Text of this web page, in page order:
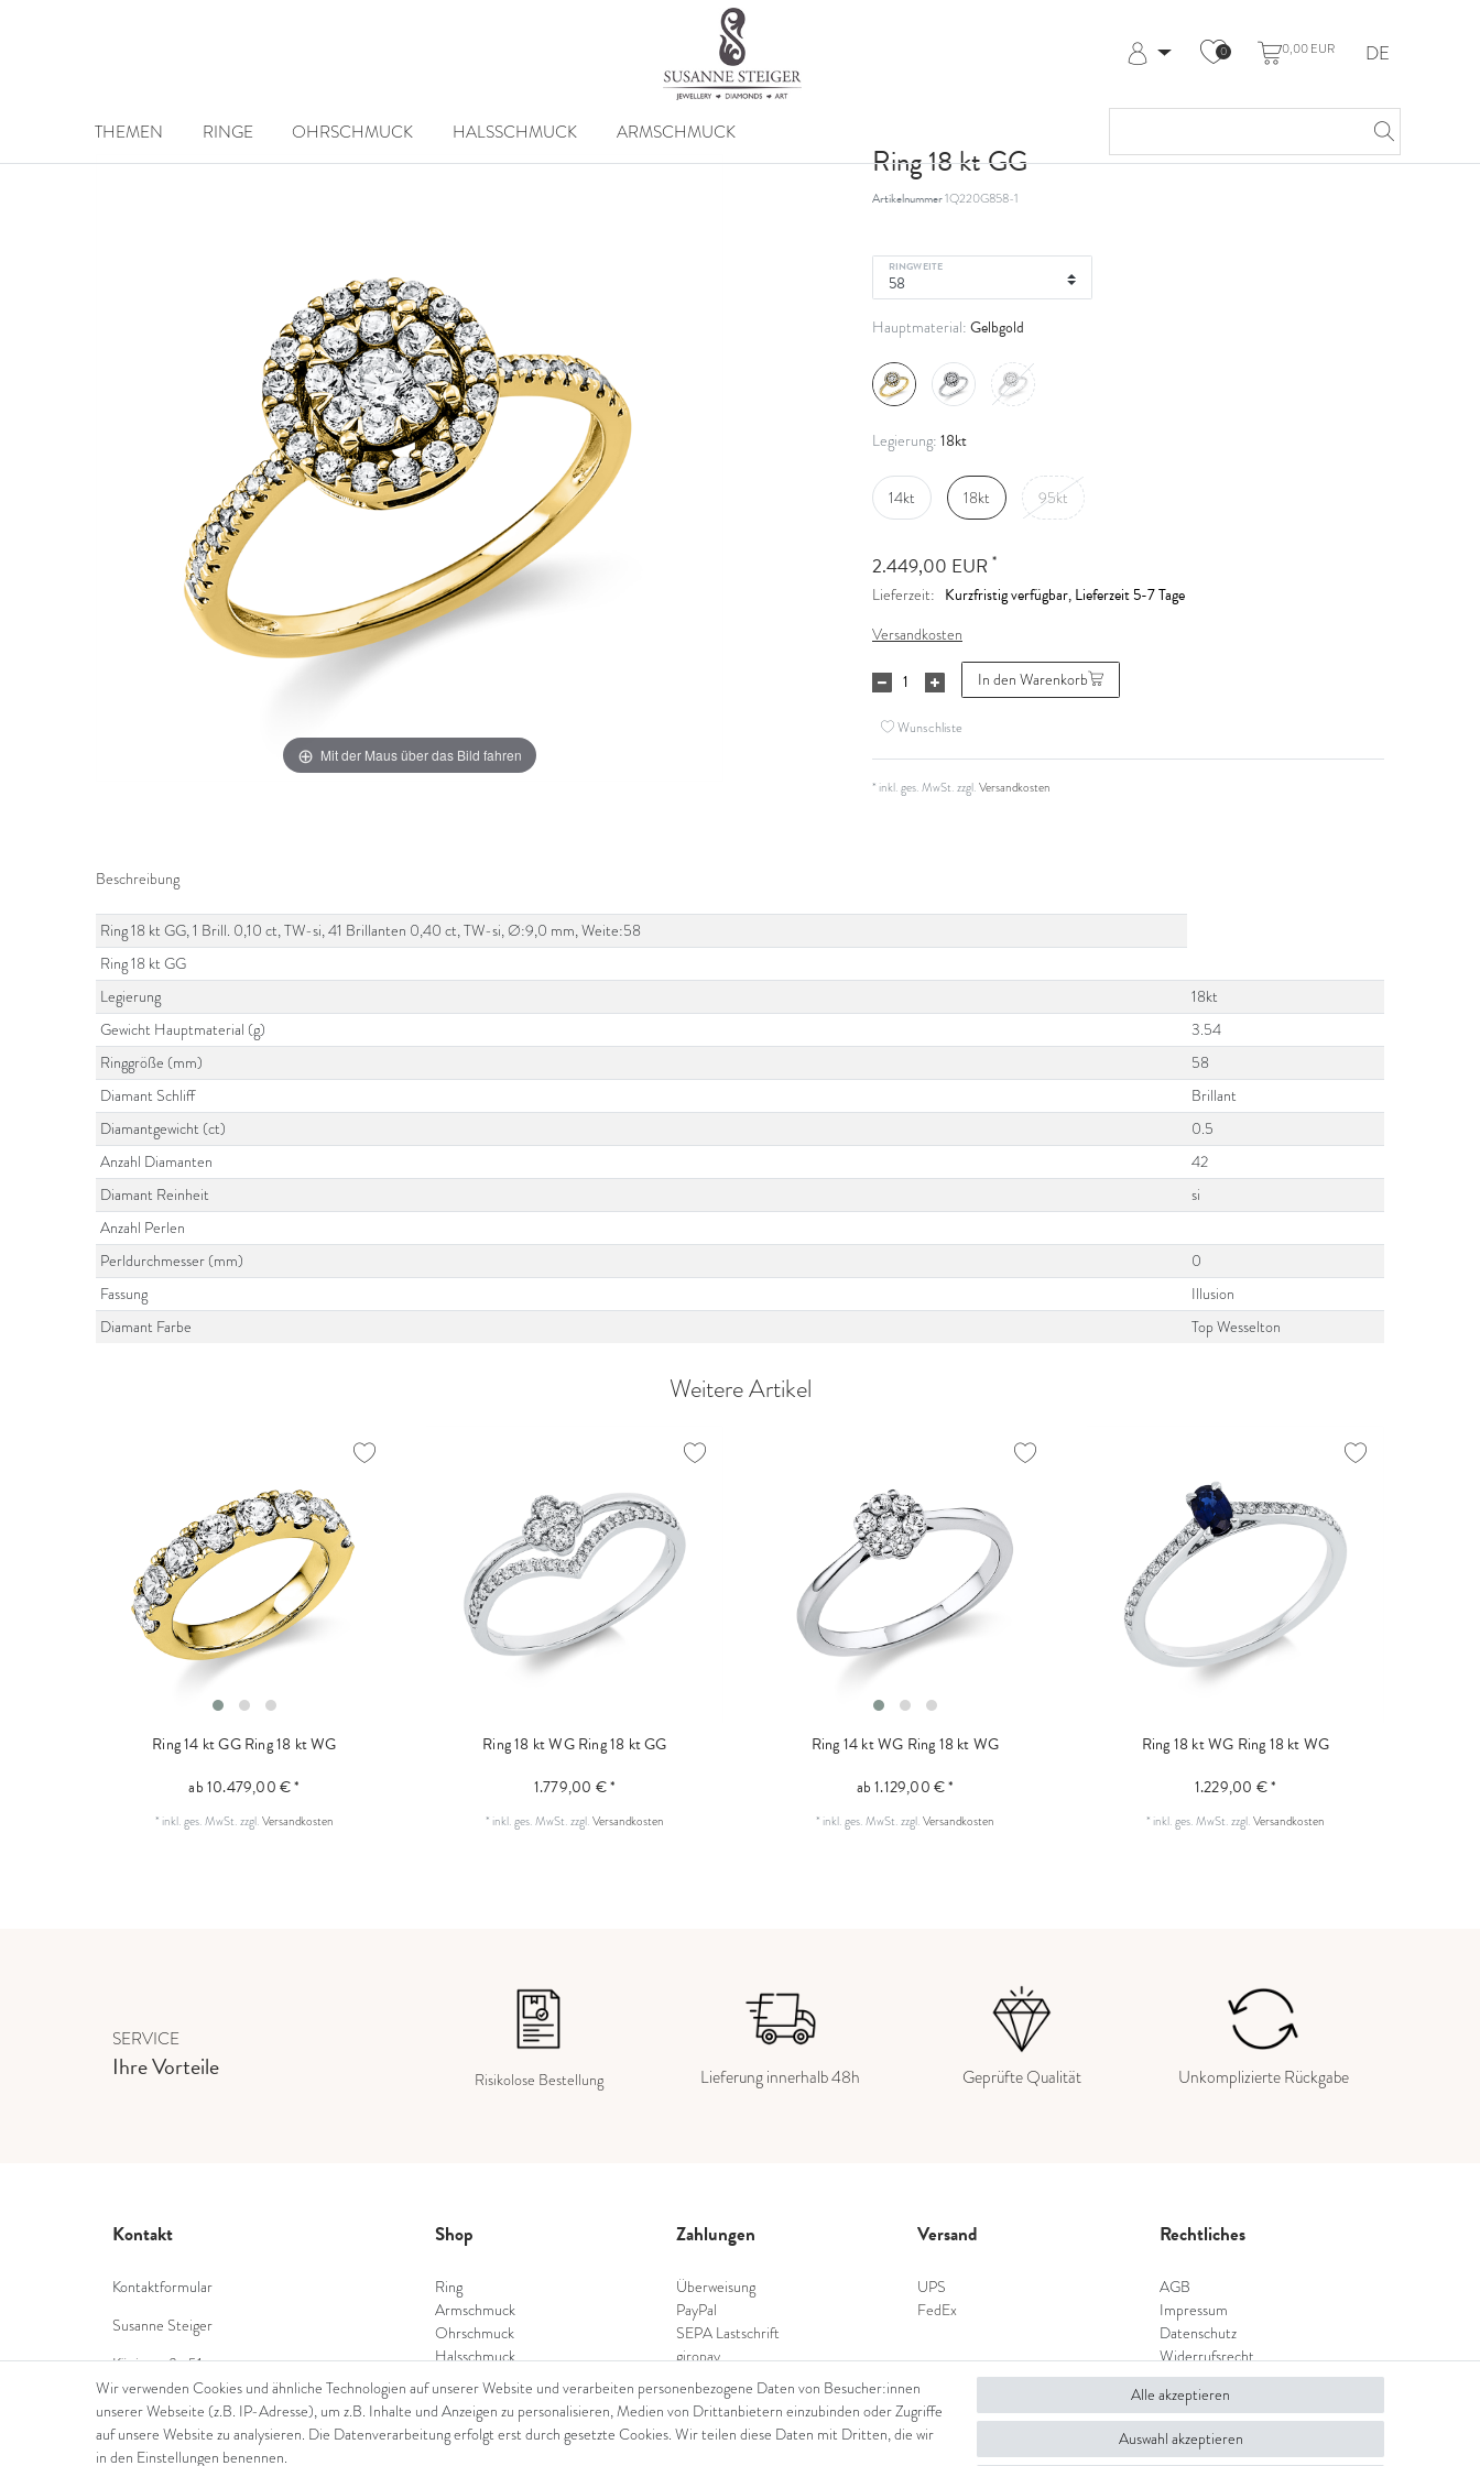
Registrieren
Hilfe & Kontakt
0 0,00 EUR DE
THEMEN RINGE OHRSCHMUCK HALSSCHMUCK ARMSCHMUCK
Mit der Maus über das Bild fahren
Ring 18 kt GG
Artikelnummer1Q220G858-1
RINGWEITE
Hauptmaterial: Gelbgold
Legierung: 18kt
14kt 18kt 95kt
2.449,00 EUR *
Lieferzeit: Kurzfristig verfügbar, Lieferzeit 5-7 Tage
Versandkosten
In den Warenkorb
Wunschliste
* inkl. ges. MwSt. zzgl.Versandkosten
Beschreibung
Ring 18 kt GG, 1 Brill. 0,10 ct, TW-si, 41 Brillanten 0,40 ct, TW-si, Ø:9,0 mm, Weite:58
Ring 18 kt GG
Legierung
18kt
Gewicht Hauptmaterial (g)
3.54
Ringgröße (mm)
58
Diamant Schliff
Brillant
Diamantgewicht (ct)
0.5
Anzahl Diamanten
42
Diamant Reinheit
si
Anzahl Perlen
Perldurchmesser (mm)
0
Fassung
Illusion
Diamant Farbe
Top Wesselton
Weitere Artikel
Ring 14 kt GGRing 18 kt WG
ab 10.479,00 € *
* inkl. ges. MwSt.zzgl.Versandkosten
Ring 18 kt WGRing 18 kt GG
1.779,00 € *
* inkl. ges. MwSt.zzgl.Versandkosten
Ring 14 kt WG Ring 18 kt WG
ab 1.129,00 € *
* inkl. ges. MwSt.zzgl.Versandkosten
Ring 18 kt WG Ring 18 kt WG
1.229,00 € *
* inkl. ges. MwSt.zzgl.Versandkosten
SERVICE
Ihre Vorteile Risikolose Bestellung Lieferung innerhalb 48h Geprüfte Qualität Unkomplizierte Rückgabe
Kontakt
Kontaktformular
Susanne Steiger
Königstraße 51
53332 Bornheim
Tel.: 022229397468
Shop
Ring
Armschmuck
Ohrschmuck
Halsschmuck
Diamantschmuck
Farbsteinschmuck
Perlenschmuck
Zahlungen
Überweisung
PayPal
SEPA Lastschrift
giropay
Kreditkarte
Versand
UPS
FedEx
Rechtliches
AGB
Impressum
Datenschutz
Widerrufsrecht
Widerrufsformular
Wir verwenden Cookies und ähnliche Technologien auf unserer Website und verarbeiten personenbezogene Daten von Besucher:innen
unserer Webseite (z.B. IP-Adresse), um z.B. Inhalte und Anzeigen zu personalisieren, Medien von Drittanbietern einzubinden oder Zugriffe
auf unsere Website zu analysieren. Die Datenverarbeitung erfolgt erst durch gesetzte Cookies. Wir teilen diese Daten mit Dritten, die wir
in den Einstellungen benennen.
Alle akzeptieren
Auswahl akzeptieren